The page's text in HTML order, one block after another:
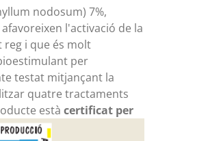
nodosum) 7%,
l'activació de la
reg i que és molt
per
testat mitjançant la
quatre tractaments
estàcertificat per